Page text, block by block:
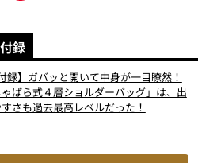
録
録】ガバッと開いて中身が一目瞭然！
ばら式４層ショルダーバッグ」は、出
さも過去最高レベルだった！